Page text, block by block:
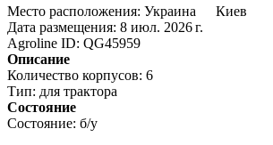
Место расположения: Украина
Киев
Дата размещения: 8 июл. 2026 г.
Agroline ID: QG45959
Описание
Количество корпусов: 6
Тип: для трактора
Состояние
Состояние: б/у